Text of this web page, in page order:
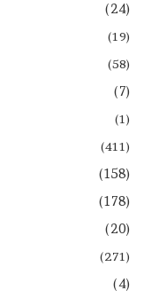
(24)
(19)
(58)
(7)
(1)
(411)
(158)
(178)
(20)
(271)
(4)